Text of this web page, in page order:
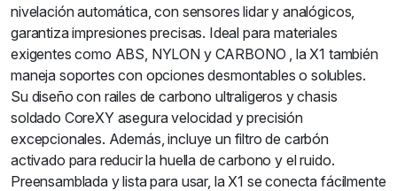
nivelación automática, con sensores lidar y analógicos,
garantiza impresiones precisas. Ideal para materiales
exigentes como ABS, NYLON y CARBONO , la X1 también
maneja soportes con opciones desmontables o solubles.
Su diseño con railes de carbono ultraligeros y chasis
soldado CoreXY asegura velocidad y precisión
excepcionales. Además, incluye un filtro de carbón
activado para reducir la huella de carbono y el ruido.
Preensamblada y lista para usar, la X1 se conecta fácilmente